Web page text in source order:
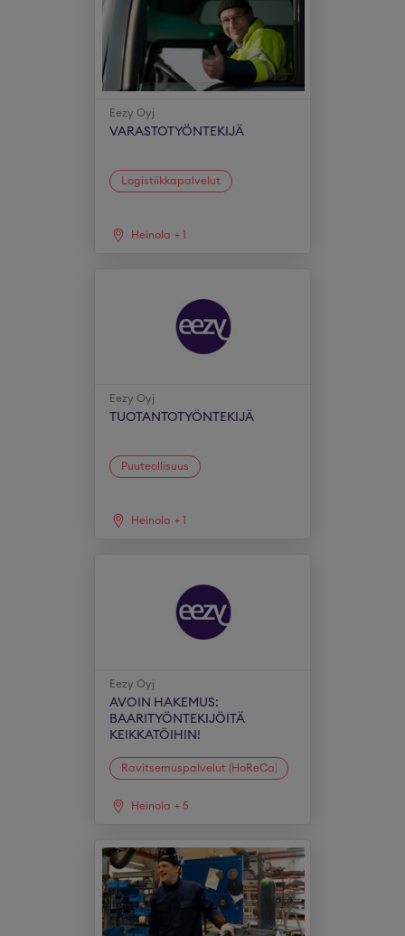
Eezy Oyj
VARASTOTYÖNTEKIJÄ
Logistiikkapalvelut
Heinola + 1
Eezy Oyj
TUOTANTOTYÖNTEKIJÄ
Puuteollisuus
Heinola + 1
Eezy Oyj
AVOIN HAKEMUS:
BAARITYÖNTEKIJÖITÄ
KEIKKATÖIHIN!
Ravitsemuspalvelut (HoReCa)
Heinola + 5